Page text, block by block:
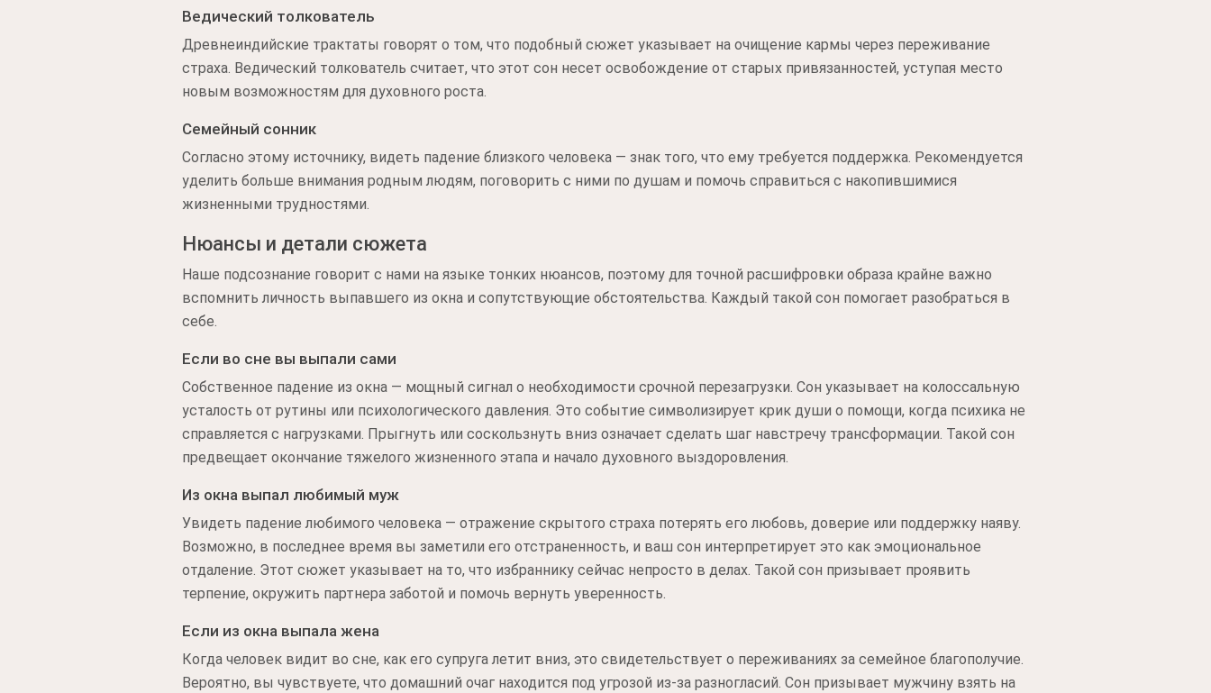
Ведический толкователь
Древнеиндийские трактаты говорят о том, что подобный сюжет указывает на очищение кармы через переживание
страха. Ведический толкователь считает, что этот сон несет освобождение от старых привязанностей, уступая место
новым возможностям для духовного роста.
Семейный сонник
Согласно этому источнику, видеть падение близкого человека — знак того, что ему требуется поддержка. Рекомендуется
уделить больше внимания родным людям, поговорить с ними по душам и помочь справиться с накопившимися
жизненными трудностями.
Нюансы и детали сюжета
Наше подсознание говорит с нами на языке тонких нюансов, поэтому для точной расшифровки образа крайне важно
вспомнить личность выпавшего из окна и сопутствующие обстоятельства. Каждый такой сон помогает разобраться в
себе.
Если во сне вы выпали сами
Собственное падение из окна — мощный сигнал о необходимости срочной перезагрузки. Сон указывает на колоссальную
усталость от рутины или психологического давления. Это событие символизирует крик души о помощи, когда психика не
справляется с нагрузками. Прыгнуть или соскользнуть вниз означает сделать шаг навстречу трансформации. Такой сон
предвещает окончание тяжелого жизненного этапа и начало духовного выздоровления.
Из окна выпал любимый муж
Увидеть падение любимого человека — отражение скрытого страха потерять его любовь, доверие или поддержку наяву.
Возможно, в последнее время вы заметили его отстраненность, и ваш сон интерпретирует это как эмоциональное
отдаление. Этот сюжет указывает на то, что избраннику сейчас непросто в делах. Такой сон призывает проявить
терпение, окружить партнера заботой и помочь вернуть уверенность.
Если из окна выпала жена
Когда человек видит во сне, как его супруга летит вниз, это свидетельствует о переживаниях за семейное благополучие.
Вероятно, вы чувствуете, что домашний очаг находится под угрозой из-за разногласий. Сон призывает мужчину взять на